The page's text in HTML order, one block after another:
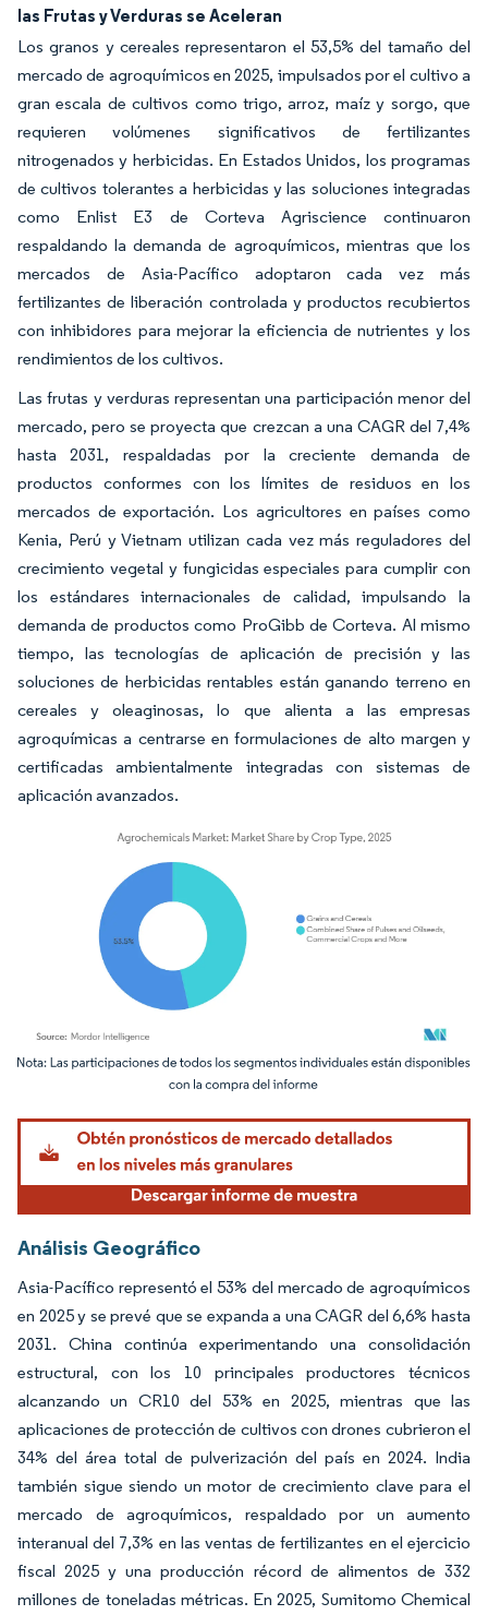
las Frutas y Verduras se Aceleran
Los granos y cereales representaron el 53,5% del tamaño del
mercado de agroquímicos en 2025, impulsados por el cultivo a
gran escala de cultivos como trigo, arroz, maíz y sorgo, que
requieren volúmenes significativos de fertilizantes
nitrogenados y herbicidas. En Estados Unidos, los programas
de cultivos tolerantes a herbicidas y las soluciones integradas
como Enlist E3 de Corteva Agriscience continuaron
respaldando la demanda de agroquímicos, mientras que los
mercados de Asia-Pacífico adoptaron cada vez más
fertilizantes de liberación controlada y productos recubiertos
con inhibidores para mejorar la eficiencia de nutrientes y los
rendimientos de los cultivos.
Las frutas y verduras representan una participación menor del
mercado, pero se proyecta que crezcan a una CAGR del 7,4%
hasta 2031, respaldadas por la creciente demanda de
productos conformes con los límites de residuos en los
mercados de exportación. Los agricultores en países como
Kenia, Perú y Vietnam utilizan cada vez más reguladores del
crecimiento vegetal y fungicidas especiales para cumplir con
los estándares internacionales de calidad, impulsando la
demanda de productos como ProGibb de Corteva. Al mismo
tiempo, las tecnologías de aplicación de precisión y las
soluciones de herbicidas rentables están ganando terreno en
cereales y oleaginosas, lo que alienta a las empresas
agroquímicas a centrarse en formulaciones de alto margen y
certificadas ambientalmente integradas con sistemas de
aplicación avanzados.
Imagen © Mordor Intelligence. El uso requiere atribución según CC BY 4.0.
Análisis Geográfico
Asia-Pacífico representó el 53% del mercado de agroquímicos
en 2025 y se prevé que se expanda a una CAGR del 6,6% hasta
2031. China continúa experimentando una consolidación
estructural, con los 10 principales productores técnicos
alcanzando un CR10 del 53% en 2025, mientras que las
aplicaciones de protección de cultivos con drones cubrieron el
34% del área total de pulverización del país en 2024. India
también sigue siendo un motor de crecimiento clave para el
mercado de agroquímicos, respaldado por un aumento
interanual del 7,3% en las ventas de fertilizantes en el ejercicio
fiscal 2025 y una producción récord de alimentos de 332
millones de toneladas métricas. En 2025, Sumitomo Chemical